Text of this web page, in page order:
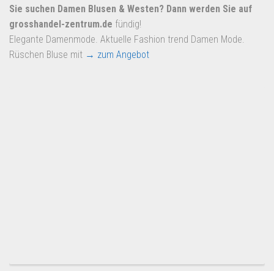
Sie suchen Damen Blusen & Westen? Dann werden Sie auf
grosshandel-zentrum.de fündig!
Elegante Damenmode. Aktuelle Fashion trend Damen Mode.
Rüschen Bluse mit → zum Angebot